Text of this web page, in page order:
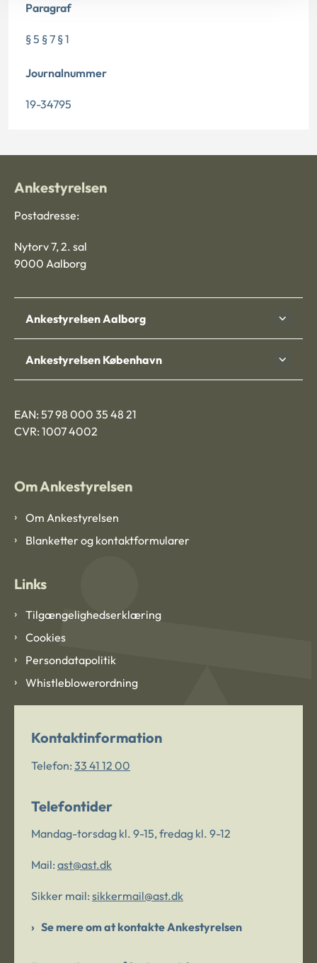
Paragraf
§ 5 § 7 § 1
Journalnummer
19-34795
Ankestyrelsen
Postadresse:
Nytorv 7, 2. sal
9000 Aalborg
Ankestyrelsen Aalborg
Ankestyrelsen København
EAN: 57 98 000 35 48 21
CVR: 1007 4002
Om Ankestyrelsen
Om Ankestyrelsen
Blanketter og kontaktformularer
Links
Tilgængelighedserklæring
Cookies
Persondatapolitik
Whistleblowerordning
Kontaktinformation
Telefon: 33 41 12 00
Telefontider
Mandag-torsdag kl. 9-15, fredag kl. 9-12
Mail: ast@ast.dk
Sikker mail: sikkermail@ast.dk
Se mere om at kontakte Ankestyrelsen